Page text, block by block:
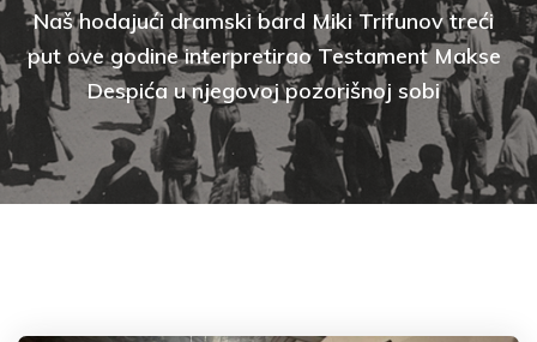
Naš hodajući dramski bard Miki Trifunov treći
put ove godine interpretirao Testament Makse
Despića u njegovoj pozorišnoj sobi